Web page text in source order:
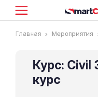
Главная Мероприятия
Курс: Civil
курс